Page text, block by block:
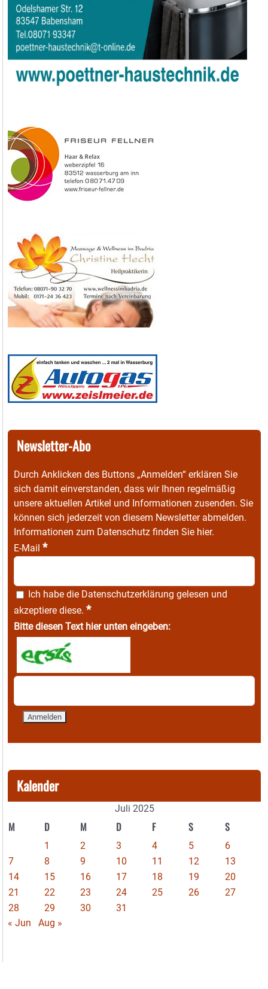
Newsletter-Abo
Durch Anklicken des Buttons „Anmelden“ erklären Sie
sich damit einverstanden, dass wir Ihnen regelmäßig
unsere aktuellen Artikel und Informationen zusenden. Sie
können sich jederzeit von diesem Newsletter abmelden.
Informationen zum Datenschutz finden Sie hier.
E-Mail *
Ich habe die Datenschutzerklärung gelesen und
akzeptiere diese. *
Bitte diesen Text hier unten eingeben:
Kalender
Juli 2025
M D M D F S S
1 2 3 4 5
6
7
8 9 10 11 12
13
14
15 16 17 18 19
20
21
22 23 24 25 26
27
28
29 30
31
« Jun
Aug »